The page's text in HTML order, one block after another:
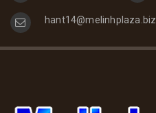
hant14@melinhplaza.biz